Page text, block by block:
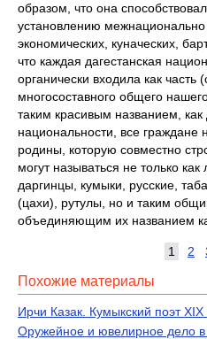
образом, что она
установлению межнационально
экономических, куначеских,
что каждая дагестанская
органически входила как часть
многосоставного общего
таким красивым названием, как
национальности, все
родины, которую совместно
могут называться не только
даргинцы, кумыки, русские,
(цахи), рутулы, но и таким
объединяющим их названием
1 2
Похожие материалы
Ирчи Казак. Кумыкский поэт XIX
Оружейное и ювелирное дело в